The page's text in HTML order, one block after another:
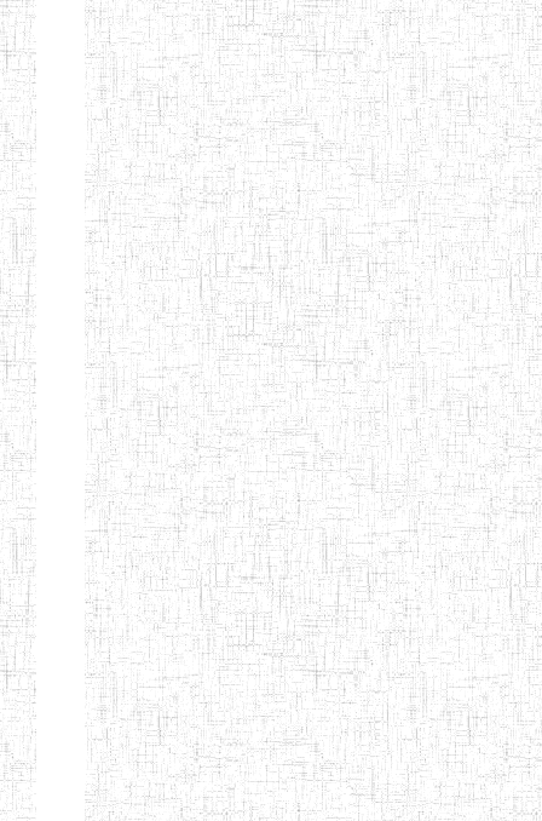
Afficher Page 13 sur 13 Total: 307
Début Préc. 4 5 6 7 8
9
13
Suivant Fin
GTTC AKWA-
BAKASSI
27/08/2013 ENIEG Public
GTTC
MUNDEMBA
01/08/1997 ENIEG Public
Etablissements
d'enseignement
secondaire
technique
et
professionnel